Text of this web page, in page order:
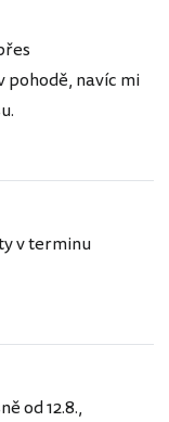
pohodě, navíc mi
v terminu
od 12.8.,